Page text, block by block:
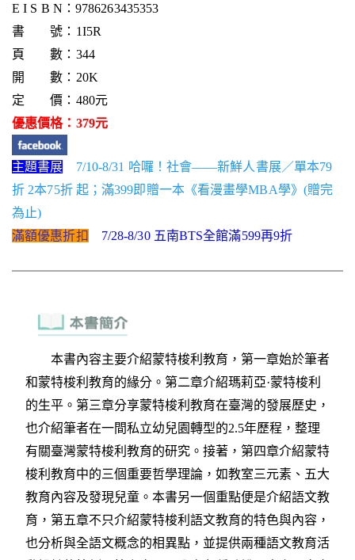
E I S B N：9786263435353
書 號：1I5R
頁 數：344
開 數：20K
定 價：480元
優惠價格：379元
主題書展
7/10-8/31 哈囉！社會——新鮮人書展／單本79
折 2本75折 起；滿399即贈一本《看漫畫學MBA學》(贈完
為止)
滿額優惠折扣
7/28-8/30 五南BTS全館滿599再9折